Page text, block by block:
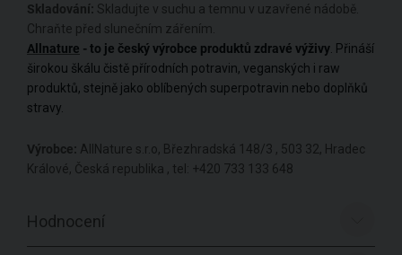
Skladování: Skladujte v suchu a temnu v uzavřené nádobě.
Chraňte před slunečním zářením.
Allnature - to je český výrobce produktů zdravé výživy . Přináší
širokou škálu čistě přírodních potravin, veganských i raw
produktů, stejně jako oblíbených superpotravin nebo doplňků
stravy.
Výrobce: AllNature s.r.o, Březhradská 148/3 , 503 32, Hradec
Králové, Česká republika , tel: +420 733 133 648
Hodnocení